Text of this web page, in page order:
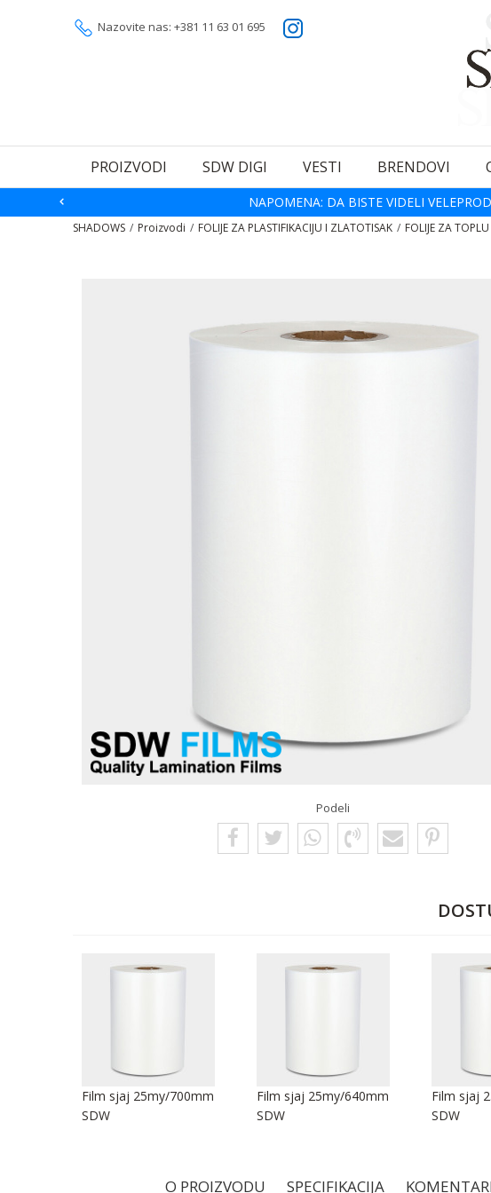
Nazovite nas: +381 11 63 01 695
PROIZVODI SDW DIGI VESTI BRENDOVI
NAPOMENA: DA BISTE VIDELI
SHADOWS Proizvodi FOLIJE ZA PLASTIFIKACIJU I ZLATOTISAK FOLIJE ZA
Podeli
Film sjaj 25my/700mm
SDW
Film sjaj 25my/640mm
SDW
Film sjaj
SDW
O PROIZVODU SPECIFIKACIJA